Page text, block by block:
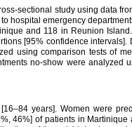
sectional study using data
hospital emergency
and 118 in Reunion
[95% confidence
using comparison tests of
no-show were analyzed
years]. Women were
46%] of patients in